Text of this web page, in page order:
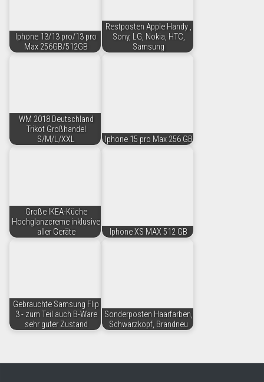
Iphone 13/13 pro/13 pro
Max 256GB/512GB
Restposten Apple Handy ,
Sony, LG, Nokia, HTC,
Samsung
WM 2018 Deutschland
Trikot Großhandel
S/M/L/XXL
Iphone 15 pro Max 256 GB
Große IKEA-Küche
Hochglanzcreme inklusive
aller Geräte
Iphone XS MAX 512 GB
Gebrauchte Samsung Flip
3 - zum Teil auch B-Ware
sehr guter Zustand
Sonderposten Haarfarben,
Schwarzkopf, Brandneu